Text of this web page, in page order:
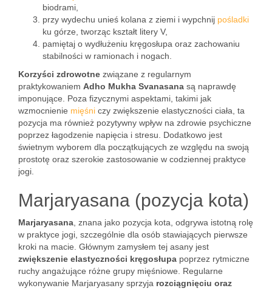
biodrami,
przy wydechu unieś kolana z ziemi i wypchnij pośladki
ku górze, tworząc kształt litery V,
pamiętaj o wydłużeniu kręgosłupa oraz zachowaniu
stabilności w ramionach i nogach.
Korzyści zdrowotne związane z regularnym
praktykowaniem Adho Mukha Svanasana są naprawdę
imponujące. Poza fizycznymi aspektami, takimi jak
wzmocnienie mięśni czy zwiększenie elastyczności ciała, ta
pozycja ma również pozytywny wpływ na zdrowie psychiczne
poprzez łagodzenie napięcia i stresu. Dodatkowo jest
świetnym wyborem dla początkujących ze względu na swoją
prostotę oraz szerokie zastosowanie w codziennej praktyce
jogi.
Marjaryasana (pozycja kota)
Marjaryasana , znana jako pozycja kota, odgrywa istotną rolę
w praktyce jogi, szczególnie dla osób stawiających pierwsze
kroki na macie. Głównym zamysłem tej asany jest
zwiększenie elastyczności kręgosłupa poprzez rytmiczne
ruchy angażujące różne grupy mięśniowe. Regularne
wykonywanie Marjaryasany sprzyja rozciągnięciu oraz